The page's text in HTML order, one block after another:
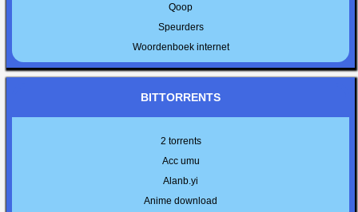
Qoop
Speurders
Woordenboek internet
BITTORRENTS
2 torrents
Acc umu
Alanb.yi
Anime download